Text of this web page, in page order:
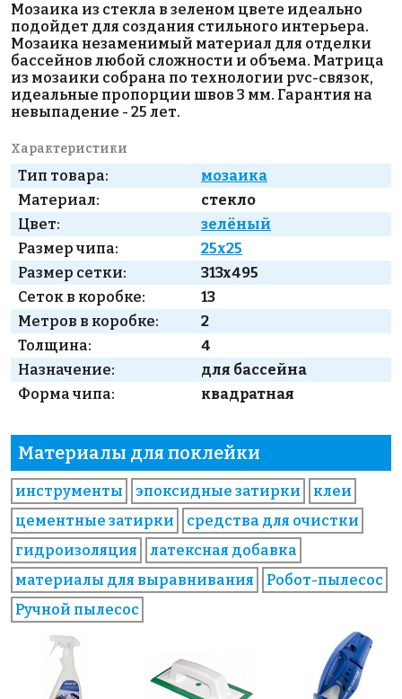
Мозаика из стекла в зеленом цвете идеально
подойдет для создания стильного интерьера.
Мозаика незаменимый материал для отделки
бассейнов любой сложности и объема. Матрица
из мозаики собрана по технологии pvc-связок,
идеальные пропорции швов 3 мм. Гарантия на
невыпадение - 25 лет.
Характеристики
Тип товара:
мозаика
Материал:
стекло
Цвет:
зелёный
Размер чипа:
25x25
Размер сетки:
313x495
Сеток в коробке:
13
Метров в коробке:
2
Толщина:
4
Назначение:
для бассейна
Форма чипа:
квадратная
Материалы для поклейки
инструменты эпоксидные затирки
клеи
цементные затирки
средства для очистки
гидроизоляция
латексная добавка
материалы для выравнивания
Робот-пылесос
Ручной пылесос